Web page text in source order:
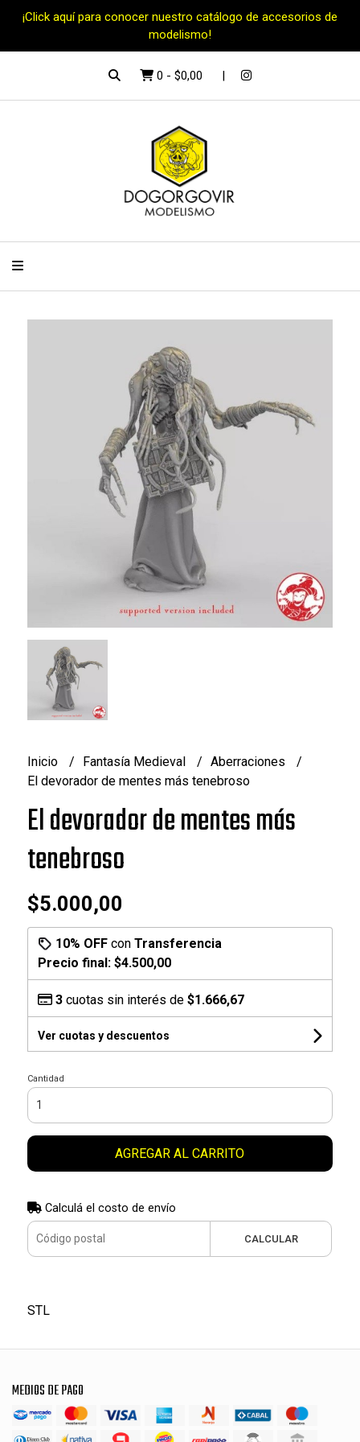
¡Click aquí para conocer nuestro catálogo de accesorios de
modelismo!
0 - $0,00
Inicio Fantasía Medieval
Aberraciones
El devorador de mentes más tenebroso
El devorador de mentes más
tenebroso
$5.000,00
10% OFFcon Transferencia
Precio final: $4.500,00
3cuotas sin interés de $1.666,67
Ver cuotas y descuentos
Cantidad
AGREGAR AL CARRITO
Calculá el costo de envío
CALCULAR
STL
MEDIOS DE PAGO